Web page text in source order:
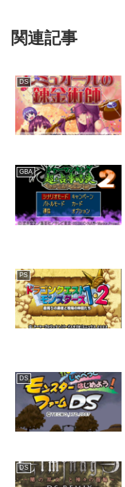
関連記事
DS
GBA
PS
DS
DS